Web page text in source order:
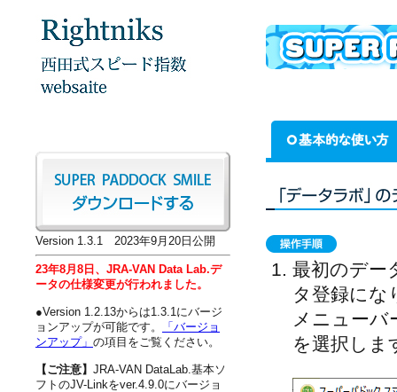
Version 1.3.1 2023年9月20日公開
23年8月8日、JRA-VAN Data Lab.デ
ータの仕様変更が行われました。
●Version 1.2.13からは1.3.1にバージ
ョンアップが可能です。
「バージョ
ンアップ」 の項目をご覧ください。
【ご注意】 JRA-VAN DataLab.基本ソ
フトのJV-Linkをver.4.9.0にバージョ
最初のデー
タ登録にな
メニュー
を選択しま